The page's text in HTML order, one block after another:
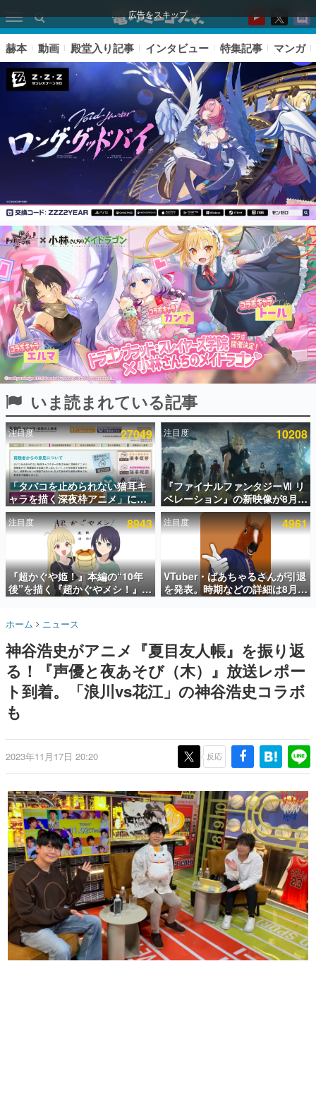
広告をスキップ
ピックアップ
電ファミのいま読まれている記事ランキング
アプリセール情報
インタビュー
連載・特集一覧
殿堂入り記事
SNS拡散数が数千以上！ ページビュー数万以上！ などな
ど。多くの人々に読まれた、電ファミ渾身の“殿堂入り”記
事をまとめました。
ゲームの企画書
名作ゲームクリエイターの方々に製作時のエピソードをお
聞きし、ヒットする企画（ゲーム）とは何か？を探ってい
きます。
赫本
この物語を解いてはいけない。『赫本』は、〈試験問題〉
の形をした短編ホラー小説集です。
新世代に訊く
これからのデジタルゲーム市場を担う若きクリエイター達
の姿を追い、彼らのルーツと情熱を探っていきます。
ゲームに多大な影響を受けた作家さんに取材し、ゲームが
日本のコンテンツ産業やカルチャーに与えた影響を探る企
画です。
日本モバイルゲーム産業史
日本のモバイルゲーム史における主要なトピック・タイト
ルを網羅するほか、開発者へのインタビューや識者による
『うつヌケ』『ペンと箸』等で知られるマンガ家・田中圭
一先生によるゲーム業界レポートマンガです。
なんでゲームは面白い？
ゲーム開発者・hamatsu氏がゲームの魅力を画面や操作の
具体的な形から解き明かしていく、硬派で骨太な評論連載
です。
ゲームが変えた日本語
「経験値」「裏技」「ラスボス」… ゲームにまつわる言葉
の起源や用法の変遷を、コンピューター文化史研究家・タ
イニーP氏が徹底調査。
カテゴリ
特集記事
赫本 動画 殿堂入り記事 インタビュー 特集記事 マンガ
いま読まれている記事
注目度 27049
「タバコを止められない猫耳キ
ャラを描く深夜枠アニメ」に視
聴者の一部から批判意見。違法
薬物の使用と思しき描写も含め
て、BPOが議論を交わす
注目度 10208
『ファイナルファンタジーⅦ リ
ベレーション』の新映像が8月
26日早朝に公開へ。『FF7』リ
メイクシリーズの完結編、
「gamescom」のオープニング
ナイトライブにてディレクター
の浜口直樹氏が登壇する予定
注目度 8943
『超かぐや姫！』本編の“10年
後”を描く『超かぐやメシ！』
Web連載決定。新たなWebマン
にて特別話が掲載スタート、あ
のお話には…まだ続きがある！
注目度 4961
VTuber・ばあちゃるさんが引退
を発表。時期などの詳細は8月9
日15時からの配信で説明
ホーム ニュース
神谷浩史がアニメ『夏目友人帳』を振り返
る！『声優と夜あそび（木）』放送レポー
ト到着。「浪川vs花江」の神谷浩史コラボ
も
2023年11月17日 20:20 反応